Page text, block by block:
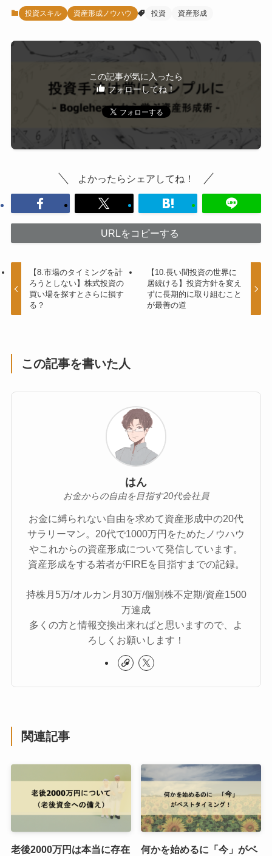
投資スキル 資産形成ノウハウ 投資 資産形成
この記事が気に入ったら
フォローしてね！
よかったらシェアしてね！
URLをコピーする
【8.市場のタイミングを計
ろうとしない】株式投資の
買い場を探すとさらに損す
る？
【10.長い間投資の世界に
居続ける】投資方針を変え
ずに長期的に取り組むこと
が最善の道
この記事を書いた人
はん
お金からの自由を目指す20代会社員
お金に縛られない自由を求めて資産形成中の20代
サラリーマン。20代で1000万円をためたノウハウ
やこれからの資産形成について発信しています。
資産形成をする若者がFIREを目指すまでの記録。
持株月5万/オルカン月30万/個別株不定期/資産1500
万達成
多くの方と情報交換出来ればと思いますので、よ
ろしくお願いします！
関連記事
老後2000万円は本当に存在
何かを始めるに「今」がベ